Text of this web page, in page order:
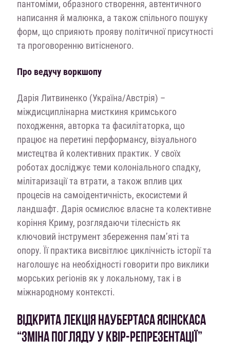
пантоміми, образного створення, автентичного
написання й малюнка, а також спільного пошуку
форм, що сприяють прояву політичної присутності
та проговоренню витісненого.
Про ведучу воркшопу
Дарія Литвиненко (Україна/Австрія) –
міждисциплінарна мисткиня кримського
походження, авторка та фасилітаторка, що
працює на перетині перформансу, візуального
мистецтва й колективних практик. У своїх
роботах досліджує теми колоніального спадку,
мілітаризації та втрати, а також вплив цих
процесів на самоідентичність, екосистеми й
ландшафт. Дарія осмислює власне та колективне
коріння Криму, розглядаючи тілесність як
ключовий інструмент збереження пам’яті та
опору. Її практика висвітлює циклічність історії та
наголошує на необхідності говорити про виклики
морських регіонів як у локальному, так і в
міжнародному контексті.
ВІДКРИТА ЛЕКЦІЯ НАУБЕРТАСА ЯСІНСКАСА
“ЗМІНА ПОГЛЯДУ У КВІР-РЕПРЕЗЕНТАЦІЇ”